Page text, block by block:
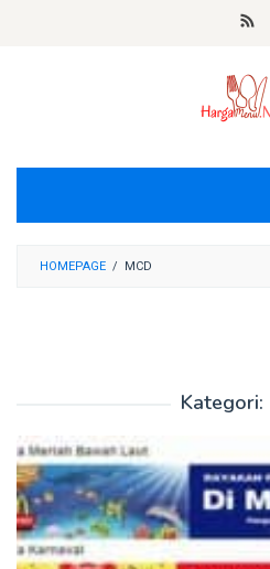
HOMEPAGE / MCD
Kategori: